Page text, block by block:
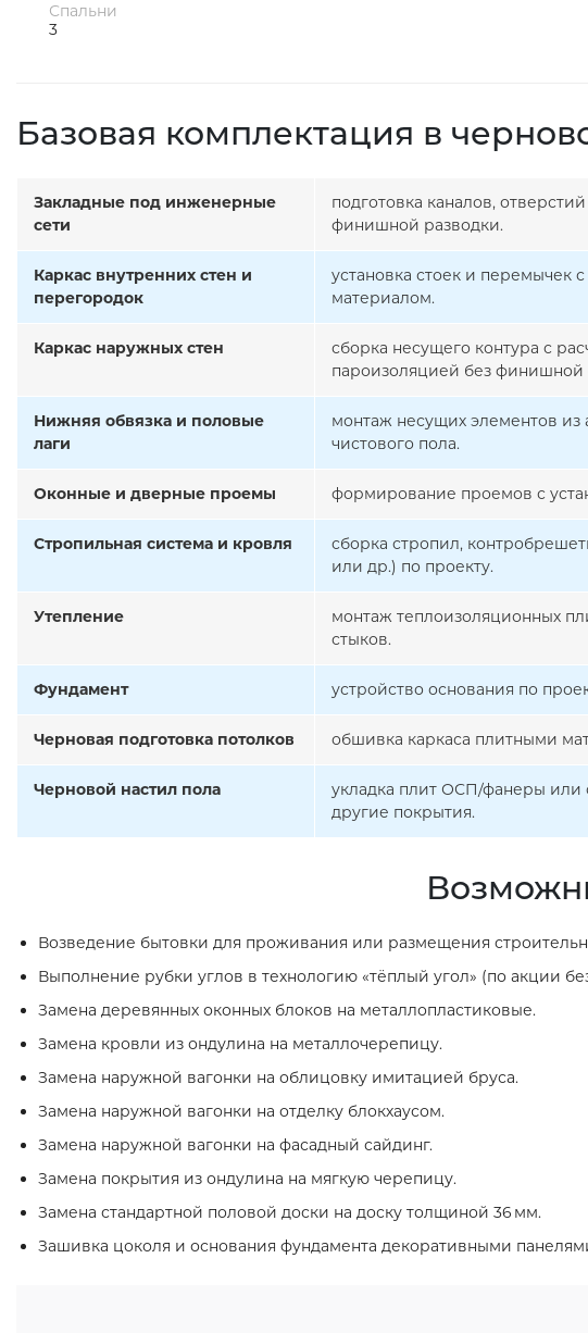
Спальни
3
Базовая комплектация в
Закладные под инженерные
сети
подготовка каналов,
финишной разводки.
Каркас внутренних стен и
перегородок
установка стоек и перемычек
материалом.
Каркас наружных стен
сборка несущего контура с
пароизоляцией без
Нижняя обвязка и половые
лаги
монтаж несущих элементов из
чистового пола.
Оконные и дверные проемы формирование проемов с
Стропильная система и кровля
сборка стропил,
или др.) по проекту.
Утепление
монтаж теплоизоляционных
стыков.
Фундамент устройство основания по
Черновая подготовка потолков обшивка каркаса плитными
Черновой настил пола
укладка плит ОСП/фанеры или
другие покрытия.
Возведение бытовки для проживания или размещения
Выполнение рубки углов в технологию «тёплый угол» (по акции
Замена деревянных оконных блоков на металлопластиковые.
Замена кровли из ондулина на металлочерепицу.
Замена наружной вагонки на облицовку имитацией бруса.
Замена наружной вагонки на отделку блокхаусом.
Замена наружной вагонки на фасадный сайдинг.
Замена покрытия из ондулина на мягкую черепицу.
Замена стандартной половой доски на доску толщиной 36 мм.
Зашивка цоколя и основания фундамента декоративными